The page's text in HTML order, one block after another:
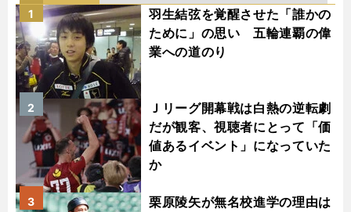
羽生結弦を覚醒させた「誰かの
ために」の思い 五輪連覇の偉
業への道のり
1
Ｊリーグ開幕戦は白熱の逆転劇
だが観客、視聴者にとって「価
値あるイベント」になっていた
か
2
栗原陵矢が無名校進学の理由は
3